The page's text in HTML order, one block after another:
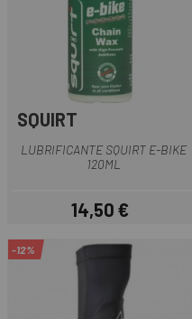
SQUIRT
LUBRIFICANTE SQUIRT E-BIKE
120ML
Prezzo
14,50 €
-12%